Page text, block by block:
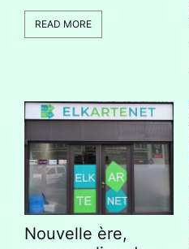
READ MORE
Nouvelle ère,